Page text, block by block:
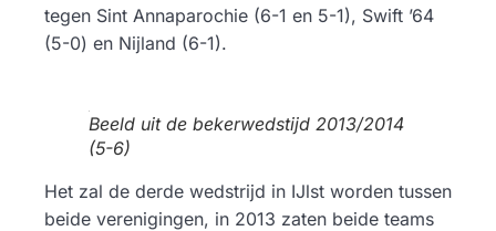
tegen Sint Annaparochie (6-1 en 5-1), Swift ’64
(5-0) en Nijland (6-1).
Beeld uit de bekerwedstijd 2013/2014
(5-6)
Het zal de derde wedstrijd in IJlst worden tussen
beide verenigingen, in 2013 zaten beide teams